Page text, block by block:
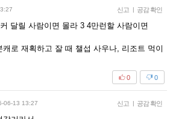
신고 | 공감 확인
달릴 사람이면 몰라 3 4만런할 사람이면
로 재획하고 잘 때 챌섭 사우나, 리조트 먹이
0
0
06-13 13:27 신고 | 공감 확인